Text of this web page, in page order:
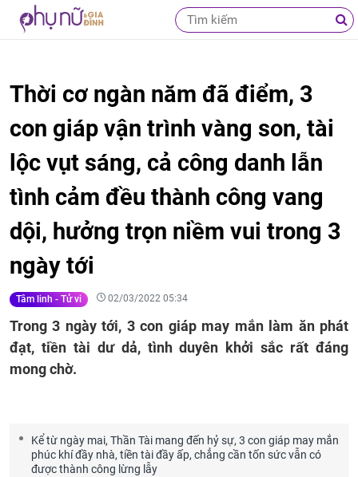
Thời cơ ngàn năm đã điểm, 3
con giáp vận trình vàng son, tài
lộc vụt sáng, cả công danh lẫn
tình cảm đều thành công vang
dội, hưởng trọn niềm vui trong 3
ngày tới
Tâm linh - Tử vi 02/03/2022 05:34
Trong 3 ngày tới, 3 con giáp may mắn làm ăn phát
đạt, tiền tài dư dả, tình duyên khởi sắc rất đáng
mong chờ.
Kể từ ngày mai, Thần Tài mang đến hỷ sự, 3 con giáp may mắn
phúc khí đầy nhà, tiền tài đầy ấp, chẳng cần tốn sức vẫn có
được thành công lừng lẫy